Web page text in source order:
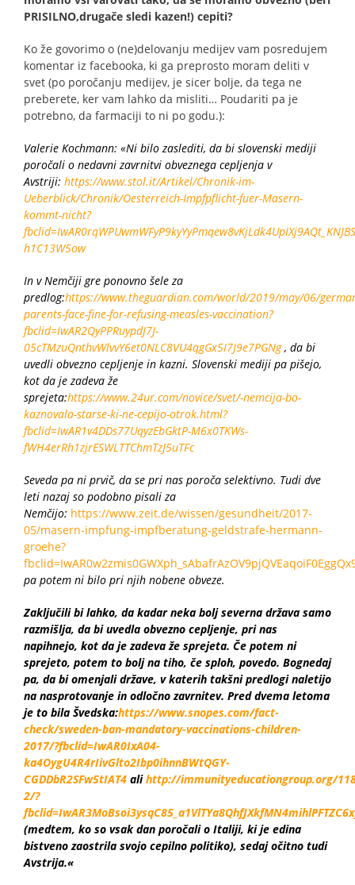
PRISILNO,drugače sledi kazen!) cepiti?
Ko že govorimo o (ne)delovanju medijev vam posredujem
komentar iz facebooka, ki ga preprosto moram deliti v
svet (po poročanju medijev, je sicer bolje, da tega ne
preberete, ker vam lahko da misliti… Poudariti pa je
potrebno, da farmaciji to ni po godu.):
Valerie Kochmann: «Ni bilo zaslediti, da bi slovenski mediji
poročali o nedavni zavrnitvi obveznega cepljenja v
Avstriji: https://www.stol.it/Artikel/Chronik-im-
Ueberblick/Chronik/Oesterreich-Impfpflicht-fuer-Masern-
kommt-nicht?
h1C13W5ow
In v Nemčiji gre ponovno šele za
predlog:https://www.theguardian.com/world/2019/may/06/
parents-face-fine-for-refusing-measles-vaccination?
fbclid=IwAR2QyPPRuypdJ7J-
05cTMzuQnthvWlvvY6et0NLC8VU4qgGx5I7J9e7PGNg, da bi
uvedli obvezno cepljenje in kazni. Slovenski mediji pa pišejo,
kot da je zadeva že
sprejeta:https://www.24ur.com/novice/svet/-nemcija-bo-
kaznovala-starse-ki-ne-cepijo-otrok.html?
fbclid=IwAR1v4DDs77UqyzEbGktP-M6x0TKWs-
fWH4erRh1zjrESWLTTChmTzJ5uTFc
Seveda pa ni prvič, da se pri nas poroča selektivno. Tudi dve
leti nazaj so podobno pisali za
Nemčijo: https://www.zeit.de/wissen/gesundheit/2017-
05/masern-impfung-impfberatung-geldstrafe-hermann-
groehe?
pa potem ni bilo pri njih nobene obveze.
Zaključili bi lahko, da kadar neka bolj severna država samo
razmišlja, da bi uvedla obvezno cepljenje, pri nas
napihnejo, kot da je zadeva že sprejeta. Če potem ni
sprejeto, potem to bolj na tiho, če sploh, povedo. Bognedaj
pa, da bi omenjali države, v katerih takšni predlogi naletijo
na nasprotovanje in odločno zavrnitev. Pred dvema letoma
je to bila Švedska:https://www.snopes.com/fact-
check/sweden-ban-mandatory-vaccinations-children-
2017/?fbclid=IwAR0IxA04-
ka4OygU4R4rIivGlto2Ibp0ihnnBWtQGY-
CGDDbR2SFw5tIAT4 alihttp://immunityeducationgroup.org/
2/?
(medtem, ko so vsak dan poročali o Italiji, ki je edina
bistveno zaostrila svojo cepilno politiko), sedaj očitno tudi
Avstrija.«